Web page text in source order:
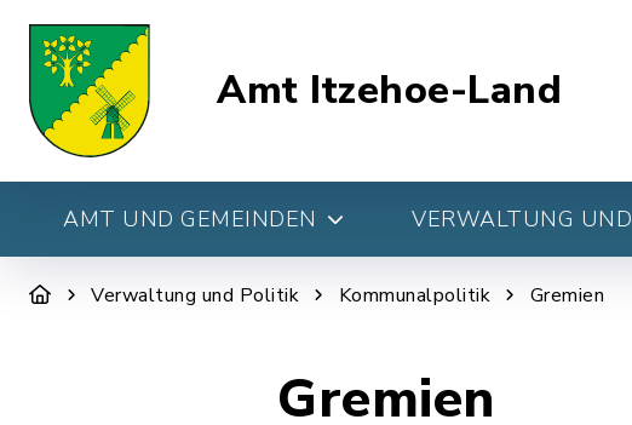
Amt Itzehoe-Land
AMT UND GEMEINDEN VERWALTUNG
Verwaltung und Politik Kommunalpolitik Gremien
Gremien